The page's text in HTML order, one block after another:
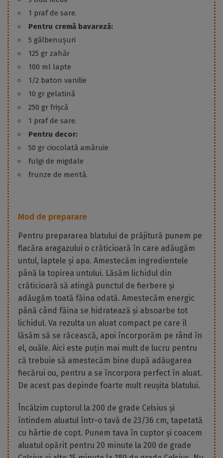
1 praf de sare.
Pentru cremă bavareză:
5 gălbenușuri
125 gr zahăr
100 ml lapte
1/2 baton vanilie
10 gr gelatină
250 gr frișcă
1 praf de sare.
Pentru decor:
50 gr ciocolată amăruie
fulgi de migdale
frunze de mentă.
Mod de preparare
Pentru prepararea blatului de prăjitură punem pe
flacăra aragazului o crăticioară în care adăugăm
untul, laptele și apa. Amestecăm ingredientele
până la topirea untului. Lăsăm lichidul din
crăticioară să atingă punctul de fierbere și
adăugăm toată făina odată. Amestecăm energic
până când făina se hidratează și absoarbe tot
lichidul. Va rezulta un aluat compact pe care îl
lăsăm să se răcească, apoi încorporăm pe rând în
el, ouăle. Aici este puțin mai mult de lucru pentru
că trebuie să amestecăm bine după adăugarea
fiecărui ou, pentru a se încorpora perfect în aluat.
De acest pas depinde foarte mult reușita blatului.
Încălzim cuptorul la 200 de grade Celsius și
întindem aluatul într-o tavă de 23/36 cm, tapetată
cu hârtie de copt. Punem tava în cuptor și coacem
aluatul opărit pentru 20 minute la 200 de grade